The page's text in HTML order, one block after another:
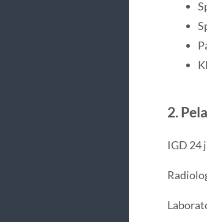
2.
IGD 24